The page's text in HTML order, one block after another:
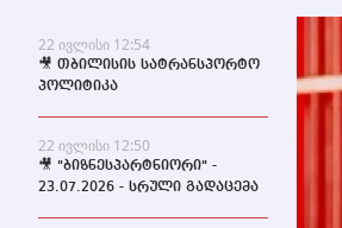
22 ივლისი 12:54
🎥 თბილისის სატრანსპორტო
პოლიტიკა
22 ივლისი 12:50
🎥 "ბიზნესპარტნიორი" -
23.07.2026 - სრული გადაცემა